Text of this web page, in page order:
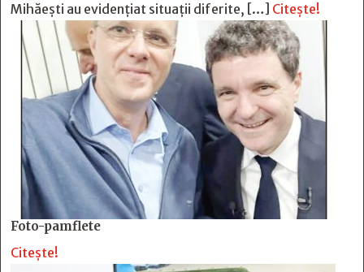
Mihăești au evidențiat situații diferite, […] Citește!
Foto-pamflete
Citește!